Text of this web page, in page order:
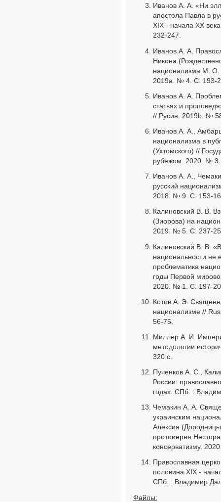
Иванов А. А. «Ни
апостола Павла в
XIX - начала XX
232-247.
Иванов А. А.
Никона
национализма М. О.
2019a. № 4. С. 193-
Иванов А. А.
статьях и
// Русин. 2019b. №
Иванов А. А.,
национализма в
(Ухтомского) //
рубежом. 2020. №
Иванов А. А.,
русский
2018. № 9. С. 153-
Калиновский В. В.
(Зиорова) на
2019. № 5. С. 237-
Калиновский В. В.
национальности не
проблематика
годы Первой
2020. № 1. С. 197-
Котов А. Э.
национализме //
56-75.
Миллер А. И.
методологии
320 с.
Пученков А. С.,
России:
годах. СПб. :
Чемакин А. А.
украинским
Алексия
протоиерея
консерватизму.
Православная
половина XIX -
СПб. : Владимир
Файлы: